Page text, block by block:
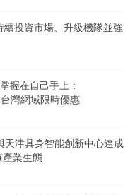
投資市場、升級機隊並強
握在自己手上：
灣網域限時優惠
津具身智能創新中心達成
業生態